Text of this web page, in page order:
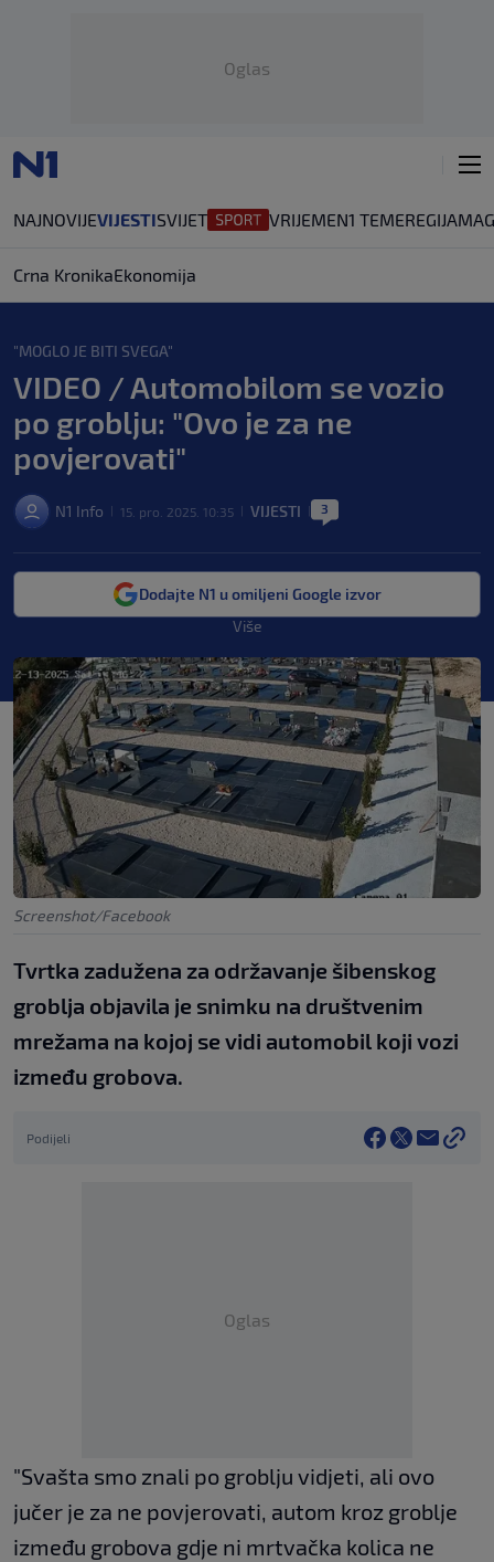
Oglas
NAJNOVIJEVIJESTISVIJET VRIJEMEN1 TEMEREGIJA
Crna KronikaEkonomija
"MOGLO JE BITI SVEGA"
VIDEO / Automobilom se vozio
po groblju: "Ovo je za ne
povjerovati"
N1 Info 15. pro. 2025. 10:35 VIJESTI 3
Dodajte N1 u omiljeni Google izvor
Više
Screenshot/Facebook
Tvrtka zadužena za održavanje šibenskog
groblja objavila je snimku na društvenim
mrežama na kojoj se vidi automobil koji vozi
između grobova.
Podijeli
Oglas
"Svašta smo znali po groblju vidjeti, ali ovo
jučer je za ne povjerovati, autom kroz groblje
između grobova gdje ni mrtvačka kolica ne